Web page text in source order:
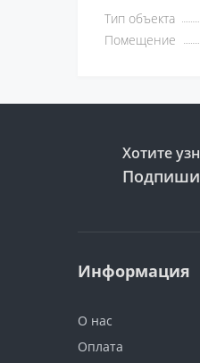
Тип объекта
Помещение
Хотите
Информация
О нас
Оплата